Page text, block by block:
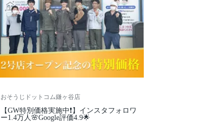
おそうじドットコム鎌ヶ谷店
【GW特別価格実施中❗️】インスタフォロワ
ー1.4万人🌸Google評価4.9🌟